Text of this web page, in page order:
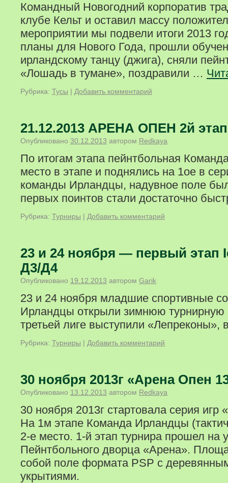
Командный Новогодний корпоратив
клубе Кельт и оставил массу
мероприятии мы подвели итоги 2013
планы для Нового Года, прошли
ирландскому танцу (джига), сняли
«Лошадь в тумане», поздравили …
Рубрика: Тусы | Добавить комментарий
21.12.2013 АРЕНА ОПЕН 2й этап
Опубликовано 30.12.2013 автором Redkaya
По итогам этапа пейнтбольная
место в этапе и поднялись на 1ое в
команды Ирландцы, надувное поле
первых поинтов стали достаточно
Рубрика: Турниры | Добавить комментарий
23 и 24 ноября — первый этап
Д3/Д4
Опубликовано 19.12.2013 автором Garik
23 и 24 ноября младшие спортивные
Ирландцы открыли зимнюю
третьей лиге выступили «Лепреконы»,
Рубрика: Турниры | Добавить комментарий
30 ноября 2013г «Арена Опен
Опубликовано 13.12.2013 автором Redkaya
30 ноября 2013г стартовала серия
На 1м этапе Команда Ирландцы
2-е место. 1-й этап турнира прошел на
Пейнтбольного дворца «Арена».
собой поле формата PSP с
укрытиями.